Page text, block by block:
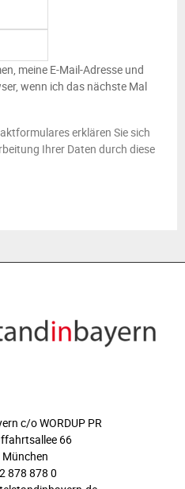
meine E-Mail-Adresse und
wenn ich das nächste Mal
erklären Sie sich
Ihrer Daten durch diese
c/o WORDUP PR
66
878 878 0